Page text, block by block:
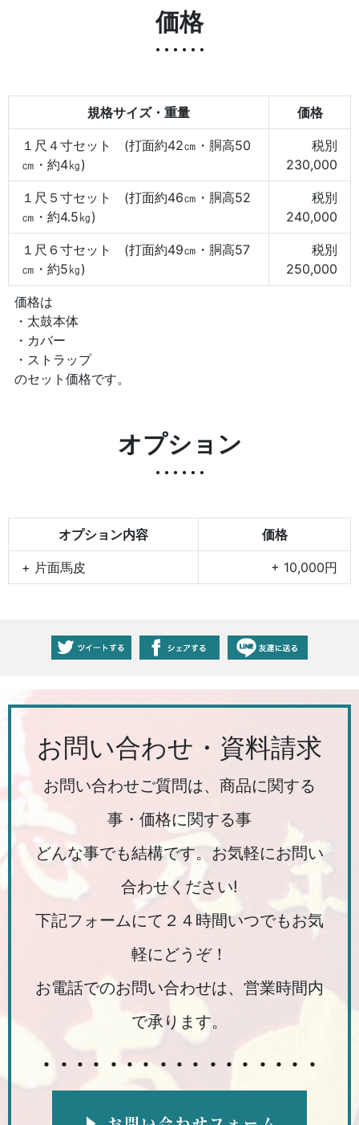
価格
規格サイズ・重量 価格
１尺４寸セット (打面約42㎝・胴高50
㎝・約4㎏)
税別
230,000
１尺５寸セット (打面約46㎝・胴高52
㎝・約4.5㎏)
税別
240,000
１尺６寸セット (打面約49㎝・胴高57
㎝・約5㎏)
税別
250,000
価格は
・太鼓本体
・カバー
・ストラップ
のセット価格です。
オプション
オプション内容 価格
+ 片面馬皮 + 10,000円
お問い合わせ・資料請求
お問い合わせご質問は、商品に関する
事・価格に関する事
どんな事でも結構です。お気軽にお問い
合わせください!
下記フォームにて２４時間いつでもお気
軽にどうぞ！
お電話でのお問い合わせは、営業時間内
で承ります。